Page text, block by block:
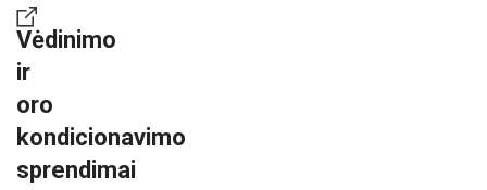
Vėdinimo
ir
oro
kondicionavimo
sprendimai